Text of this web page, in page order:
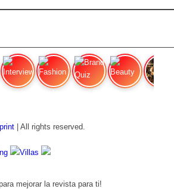
| All rights reserved.
Villas
mejorar la revista para ti!